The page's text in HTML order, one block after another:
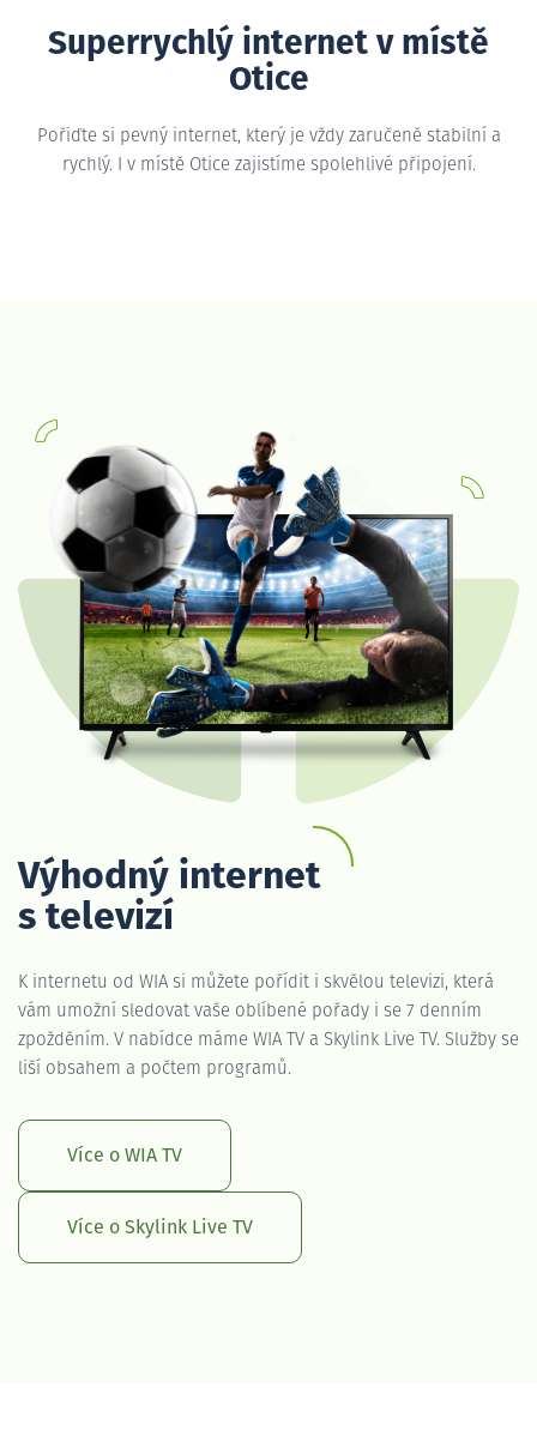
Superrychlý internet v místě
Otice
Pořiďte si pevný internet, který je vždy zaručeně stabilní a
rychlý. I v místě Otice zajistíme spolehlivé připojení.
Výhodný internet
s televizí
K internetu od WIA si můžete pořídit i skvělou televizi, která
vám umožní sledovat vaše oblíbené pořady i se 7 denním
zpožděním. V nabídce máme WIA TV a Skylink Live TV. Služby se
liší obsahem a počtem programů.
Více o WIA TV
Více o Skylink Live TV